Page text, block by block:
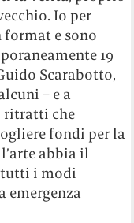
Io per
format e sono
19
Scarabotto,
– e a
ritratti che
fondi per la
abbia il
tutti i modi
emergenza